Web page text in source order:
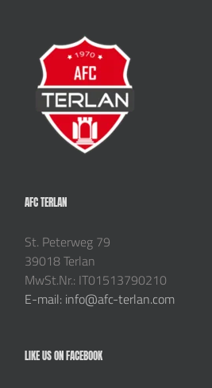
AFC TERLAN
St. Peterweg 79
39018 Terlan
MwSt.Nr.: IT01513790210
E-mail: info@afc-terlan.com
LIKE US ON FACEBOOK